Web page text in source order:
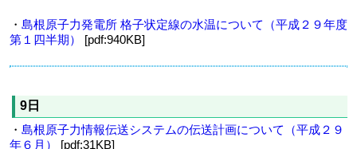
・ 島根原子力発電所 格子状定線の水温について（平成２９年度
第１四半期）
[pdf:940KB]
9日
・ 島根原子力情報伝送システムの伝送計画について（平成２９
年６月）
[pdf:31KB]